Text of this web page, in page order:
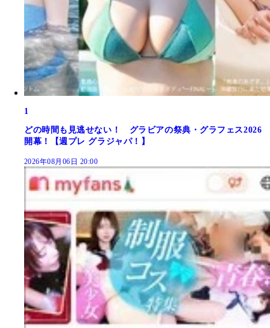
1
どの時間も見逃せない！ グラビアの祭典・グラフェス2026
開幕！【週プレ グラジャパ！】
2026年08月06日 20:00